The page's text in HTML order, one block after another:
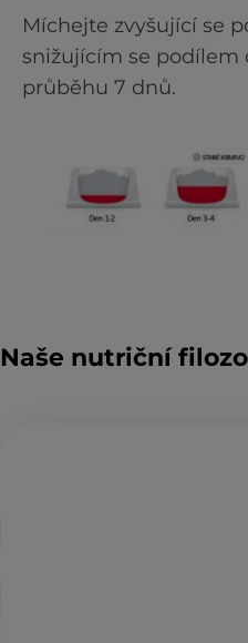
Míchejte zvyšující se
snižujícím se podílem
průběhu 7 dnů.
Naše nutriční